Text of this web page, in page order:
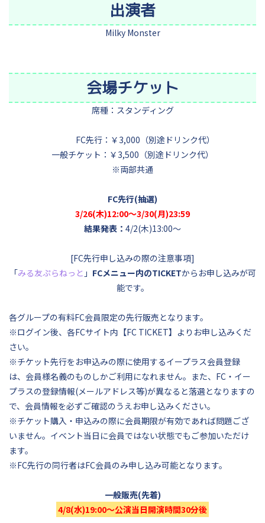
出演者
Milky Monster
会場チケット
席種：スタンディング
FC先行：￥3,000（別途ドリンク代）
一般チケット：￥3,500（別途ドリンク代）
※両部共通
FC先行(抽選)
3/26(木)12:00～3/30(月)23:59
結果発表： 4/2(木)13:00～
[FC先行申し込みの際の注意事項]
「みる友ぷらねっと 」 FCメニュー内のTICKETからお申し込みが可
能です。
各グループの有料FC会員限定の先行販売となります。
※ログイン後、各FCサイト内【FC TICKET】よりお申し込みくだ
さい。
※チケット先行をお申込みの際に使用するイープラス会員登録
は、会員様名義のものしかご利用になれません。また、FC・イー
プラスの登録情報(メールアドレス等)が異なると落選となりますの
で、会員情報を必ずご確認のうえお申し込みください。
※チケット購入・申込みの際に会員期限が有効であれば問題ござ
いません。イベント当日に会員ではない状態でもご参加いただけ
ます。
※FC先行の同行者はFC会員のみ申し込み可能となります。
一般販売(先着)
4/8(水)19:00～公演当日開演時間30分後